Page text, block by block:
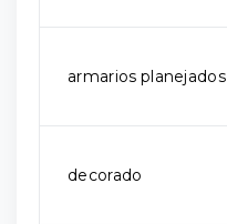
armarios planejados
decorado